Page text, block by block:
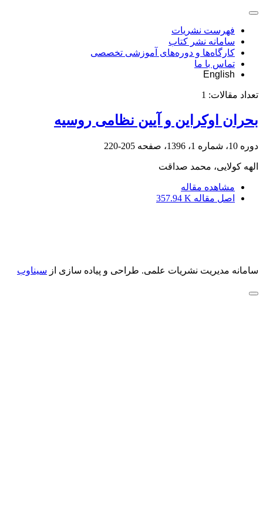
فهرست نشریات
سامانه نشر کتاب
کارگاه‌ها و دوره‌های آموزشی تخصصی
تماس با ما
English
تعداد مقالات: 1
بحران اوکراین و آیین نظامی روسیه
دوره 10، شماره 1، 1396، صفحه 205-220
الهه کولایی، محمد صداقت
مشاهده مقاله
اصل مقاله 357.94 K
سامانه مدیریت نشریات علمی. طراحی و پیاده سازی از سیناوب